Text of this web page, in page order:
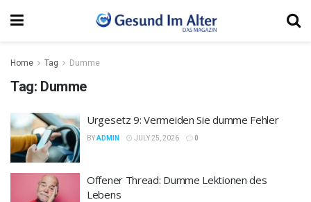
Home Tag Dumme
Tag: Dumme
Urgesetz 9: Vermeiden Sie dumme Fehler
BYADMIN JULY 25, 2026 0
Offener Thread: Dumme Lektionen des
Lebens